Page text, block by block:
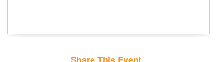
Share This Event